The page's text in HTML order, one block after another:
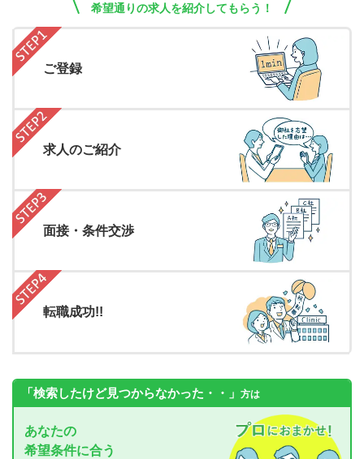
希望通りの求人を紹介してもらう！
ご登録
求人のご紹介
面接・条件交渉
転職成功!!
「検索したけど見つからなかった・・」 方は
あなたの
希望条件に合う